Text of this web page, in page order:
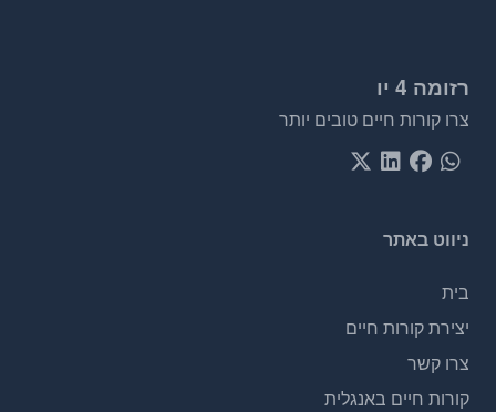
רזומה 4 יו
צרו קורות חיים טובים יותר
ניווט באתר
בית
יצירת קורות חיים
צרו קשר
קורות חיים באנגלית